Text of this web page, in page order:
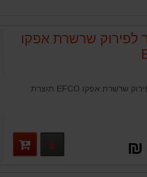
לפירוק שרשרת אפקו
מכשיר לפירוק שרשרת אפקו EFCO תוצרת
פרטים